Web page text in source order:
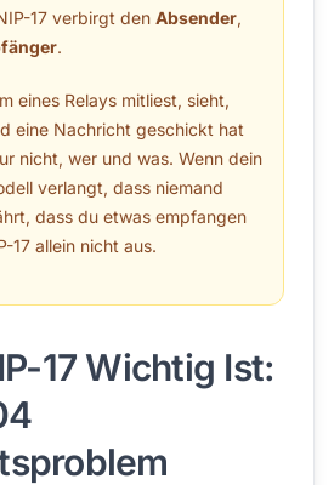
17 verbirgt den Absender,
.
eines Relays mitliest, sieht,
eine Nachricht geschickt hat
nicht, wer und was. Wenn dein
verlangt, dass niemand
dass du etwas empfangen
17 allein nicht aus.
17 Wichtig Ist: